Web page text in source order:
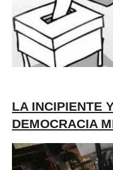
LA INCIPIENTE
DEMOCRACIA